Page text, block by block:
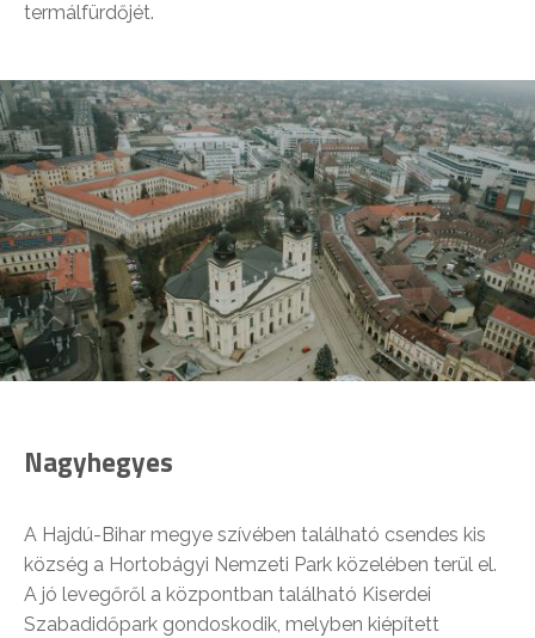
termálfürdőjét.
Nagyhegyes
A Hajdú-Bihar megye szívében található csendes kis
község a Hortobágyi Nemzeti Park közelében terül el.
A jó levegőről a központban található Kiserdei
Szabadidőpark gondoskodik, melyben kiépített